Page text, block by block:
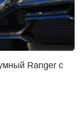
Ranger с